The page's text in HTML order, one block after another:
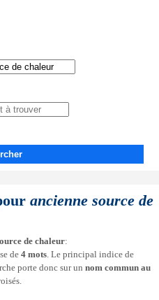
ancienne source de
de chaleur:
de 4 mots. Le principal indice de
porte donc sur un nom commun au